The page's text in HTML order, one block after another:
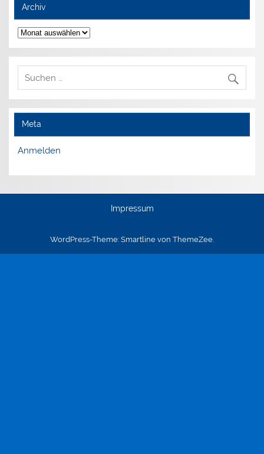
Archiv
Archiv
Meta
Anmelden
Impressum
WordPress-Theme: Smartline von ThemeZee.